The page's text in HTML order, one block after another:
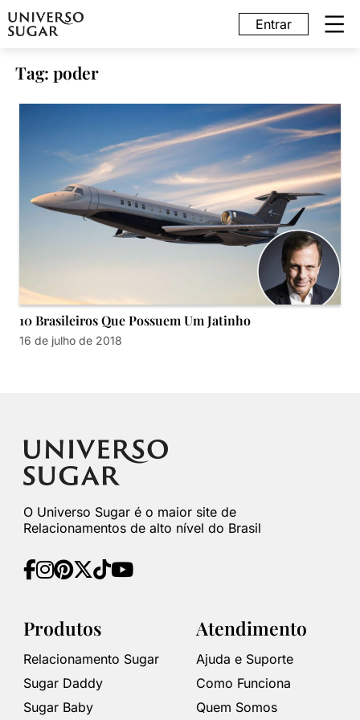
Entrar
Tag: poder
10 Brasileiros Que Possuem Um Jatinho
16 de julho de 2018
O Universo Sugar é o maior site de
Relacionamentos de alto nível do Brasil
Produtos
Relacionamento Sugar
Sugar Daddy
Sugar Baby
Atendimento
Ajuda e Suporte
Como Funciona
Quem Somos